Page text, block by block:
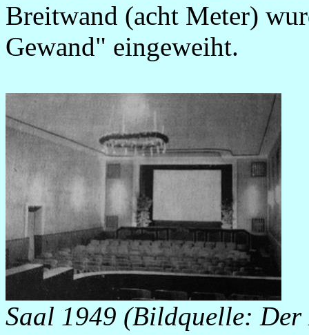
Breitwand (acht Meter)
Gewand" eingeweiht.
Saal 1949 (Bildquelle: